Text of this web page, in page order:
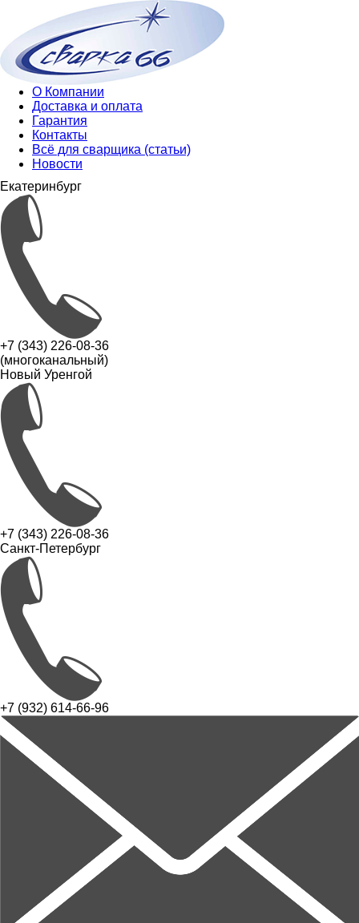
О Компании
Доставка и оплата
Гарантия
Контакты
Всё для сварщика (статьи)
Новости
Екатеринбург
+7 (343) 226-08-36
(многоканальный)
Новый Уренгой
+7 (343) 226-08-36
Санкт-Петербург
+7 (932) 614-66-96